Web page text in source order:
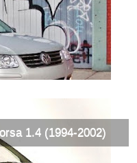
1.4 (1994-2002)